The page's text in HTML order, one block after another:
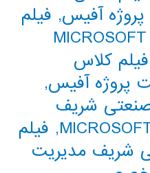
پروژه آفیس, فیلم
کلاس دانشگاه تهران MICROSOFT
فیلم کلاس
پروژه آفیس,
صنعتی شریف
, فیلم
شریف مدیریت